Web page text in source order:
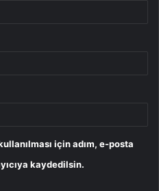
için adım, e-posta
kaydedilsin.